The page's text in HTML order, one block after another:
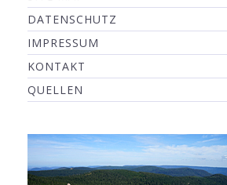
DATENSCHUTZ
IMPRESSUM
KONTAKT
QUELLEN